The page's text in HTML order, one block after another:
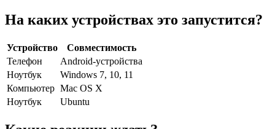
На каких устройствах это запустится?
Устройство
Совместимость
Телефон
Android-устройства
Ноутбук
Windows 7, 10, 11
Компьютер Mac OS X
Ноутбук
Ubuntu